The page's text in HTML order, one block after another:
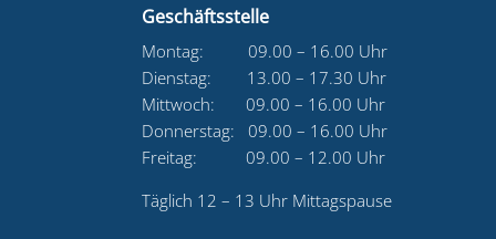
Geschäftsstelle
Montag: 09.00 – 16.00 Uhr
Dienstag: 13.00 – 17.30 Uhr
Mittwoch: 09.00 – 16.00 Uhr
Donnerstag: 09.00 – 16.00 Uhr
Freitag: 09.00 – 12.00 Uhr
Täglich 12 – 13 Uhr Mittagspause